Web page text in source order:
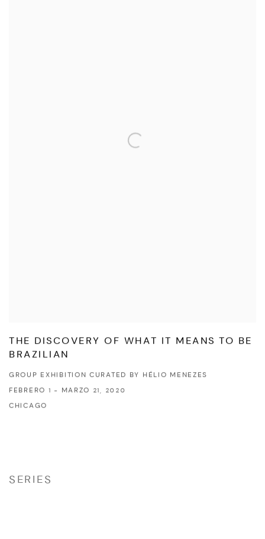
THE DISCOVERY OF WHAT IT MEANS TO BE
BRAZILIAN
GROUP EXHIBITION CURATED BY HÉLIO MENEZES
FEBRERO 1 - MARZO 21, 2020
CHICAGO
SERIES